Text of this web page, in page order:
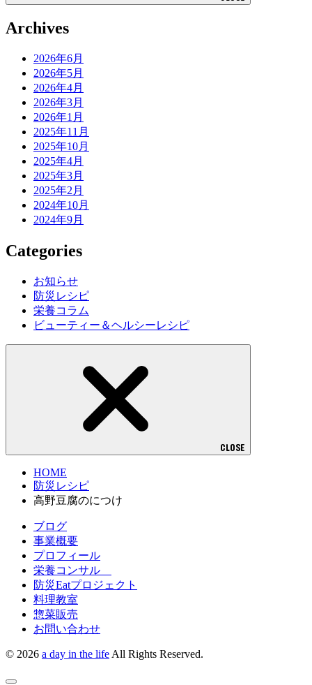
Archives
2026年6月
2026年5月
2026年4月
2026年3月
2026年1月
2025年11月
2025年10月
2025年4月
2025年3月
2025年2月
2024年10月
2024年9月
Categories
お知らせ
防災レシピ
栄養コラム
ビューティー＆ヘルシーレシピ
CLOSE
HOME
防災レシピ
高野豆腐のにつけ
ブログ
事業概要
プロフィール
栄養コンサル
防災Eatプロジェクト
料理教室
惣菜販売
お問い合わせ
© 2026 a day in the life All Rights Reserved.